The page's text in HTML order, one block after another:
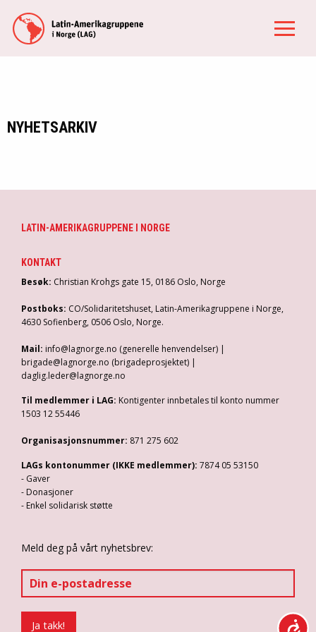
NYHETSARKIV
LATIN-AMERIKAGRUPPENE I NORGE
KONTAKT
Besøk: Christian Krohgs gate 15, 0186 Oslo, Norge
Postboks: CO/Solidaritetshuset, Latin-Amerikagruppene i Norge,
4630 Sofienberg, 0506 Oslo, Norge.
Mail: info@lagnorge.no (generelle henvendelser) |
brigade@lagnorge.no (brigadeprosjektet) |
daglig.leder@lagnorge.no
Til medlemmer i LAG: Kontigenter innbetales til konto nummer
1503 12 55446
Organisasjonsnummer: 871 275 602
LAGs kontonummer (IKKE medlemmer): 7874 05 53150
- Gaver
- Donasjoner
- Enkel solidarisk støtte
Meld deg på vårt nyhetsbrev: